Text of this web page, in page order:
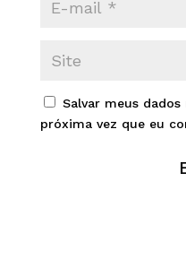
Salvar meus
próxima vez que eu